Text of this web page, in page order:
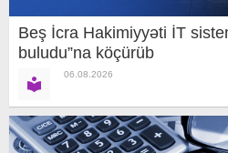
Beş İcra Hakimiyyəti İT
buludu”na köçürüb
06.08.2026